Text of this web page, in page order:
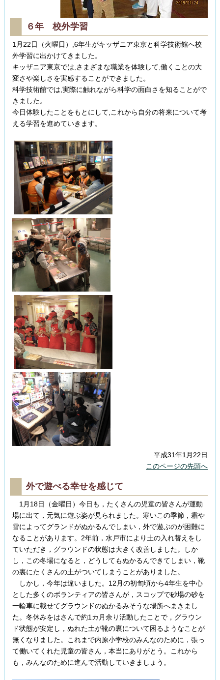
６年 校外学習
1月22日（火曜日）,6年生がキッザニア東京と科学技術館へ校
外学習に出かけてきました。
キッザニア東京では,さまざまな職業を体験して,働くことの大
変さや楽しさを実感することができました。
科学技術館では,実際に触れながら科学の面白さを知ることがで
きました。
今日体験したことをもとにして,これから自分の将来について考
える学習を進めていきます。
平成31年1月22日
このページの先頭へ
外で遊べる幸せを感じて
1月18日（金曜日）今日も，たくさんの児童の皆さんが運動
場に出て，元気に遊ぶ姿が見られました。寒いこの季節，霜や
雪によってグランドがぬかるんでしまい，外で遊ぶのが困難に
なることがあります。2年前，水戸市により土の入れ替えをし
ていただき，グラウンドの状態は大きく改善しました。しか
し，この冬場になると，どうしてもぬかるんできてしまい，靴
の裏にたくさんの土がついてしまうことがありました。
しかし，今年は違いました。12月の初旬頃から4年生を中心
とした多くのボランティアの皆さんが，スコップで砂場の砂を
一輪車に載せてグラウンドのぬかるみそうな場所へまきまし
た。冬休みをはさんで約1カ月余り活動したことで，グラウン
ド状態が安定し，ぬれた土が靴の裏について困るようなことが
無くなりました。これまで内原小学校のみんなのために，張っ
て働いてくれた児童の皆さん，本当にありがとう。これから
も，みんなのために進んで活動していきましょう。